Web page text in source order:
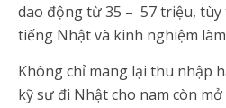
dao động từ 35 – 57 triệu,
tiếng Nhật và kinh nghiệm làm
Không chỉ mang lại thu nhập
kỹ sư đi Nhật cho nam còn